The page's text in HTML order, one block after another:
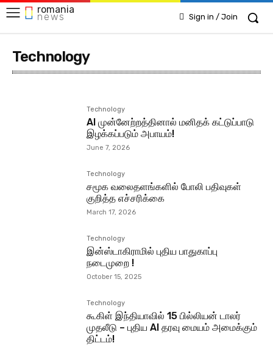
romania
news Sign in / Join
Technology
Technology
AI முன்னேற்றத்தினால் மனிதக் கட்டுப்பாடு
இழக்கப்படும் அபாயம்!
June 7, 2026
Technology
சமூக வலைதளங்களில் போலி பதிவுகள்
குறித்த எச்சரிக்கை
March 17, 2026
Technology
இன்ஸ்டாகிராமில் புதிய பாதுகாப்பு
நடைமுறை !
October 15, 2025
Technology
கூகிள் இந்தியாவில் 15 பில்லியன் டாலர்
முதலீடு – புதிய AI தரவு மையம் அமைக்கும்
திட்டம்!